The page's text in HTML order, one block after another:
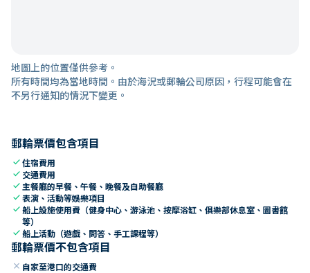
地圖上的位置僅供參考。
所有時間均為當地時間。由於海況或郵輪公司原因，行程可能會在
不另行通知的情況下變更。
郵輪票價包含項目
check住宿費用
check 交通費用
check 主餐廳的早餐、午餐、晚餐及自助餐廳
check表演、活動等娛樂項目
check船上設施使用費（健身中心、游泳池、按摩浴缸、俱樂部休息室、圖書館
等）
check船上活動（遊戲、問答、手工課程等）
郵輪票價不包含項目
close 自家至港口的交通費